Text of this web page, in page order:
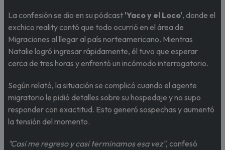
La confesión se dio en su pódcast 'Yaco y el Loco', donde el
exchico reality contó que todo ocurrió en el área de
Migraciones al llegar al país norteamericano. Mientras
Natalie logró ingresar rápidamente, él tuvo que esperar
cerca de tres horas y enfrentó un incómodo interrogatorio.
Según relató, la situación se complicó cuando el agente
migratorio le pidió detalles sobre su hospedaje y no supo
responder con exactitud. Esto generó sospechas y aumentó
la tensión del momento.
"Casi me regreso y casi terminamos esa vez", confesó